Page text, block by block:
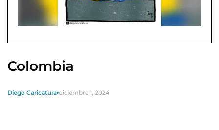
Colombia
Diego Caricatura diciembre 1, 2024